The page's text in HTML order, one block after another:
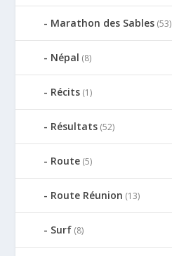
Marathon des Sables (53)
Népal (8)
Récits (1)
Résultats (52)
Route (5)
Route Réunion (13)
Surf (8)